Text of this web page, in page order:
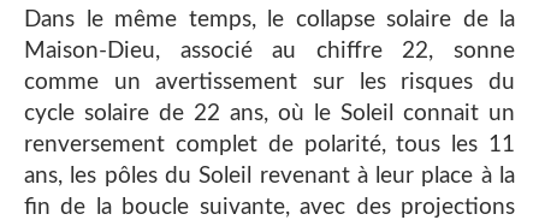
Dans le même temps, le collapse solaire de la
Maison-Dieu, associé au chiffre 22, sonne
comme un avertissement sur les risques du
cycle solaire de 22 ans, où le Soleil connait un
renversement complet de polarité, tous les 11
ans, les pôles du Soleil revenant à leur place à la
fin de la boucle suivante, avec des projections